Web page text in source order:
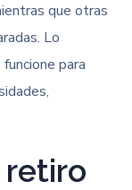
que otras
Lo
para
retiro